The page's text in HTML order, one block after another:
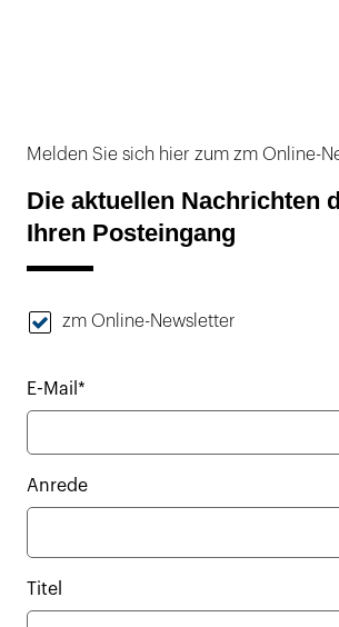
Melden Sie sich hier zum zm Online-
Die aktuellen Nachrichten
Ihren Posteingang
zm Online-Newsletter
E-Mail*
Anrede
Titel